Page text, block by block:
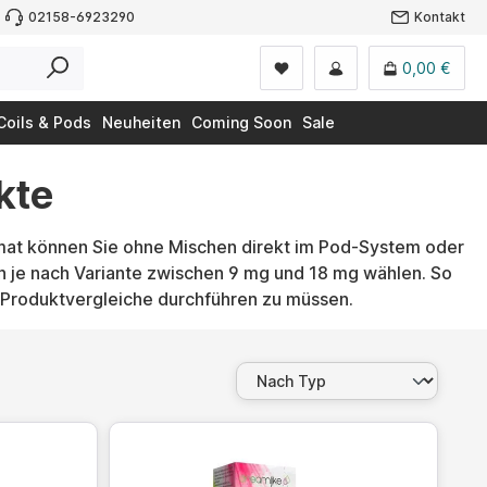
02158-6923290 Kontakt
0,00 €
& Pods Neuheiten Coming Soon
Sale
können Sie ohne Mischen direkt im Pod-System oder
nach Variante zwischen 9 mg und 18 mg wählen. So
durchführen zu müssen.